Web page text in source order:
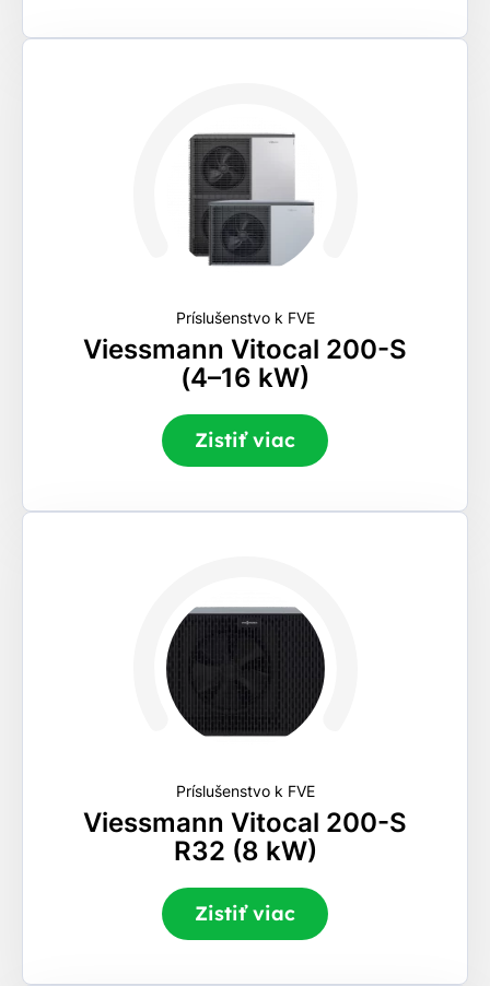
Príslušenstvo k FVE
Viessmann Vitocal 200-S
(4–16 kW)
Zistiť viac
Príslušenstvo k FVE
Viessmann Vitocal 200-S
R32 (8 kW)
Zistiť viac